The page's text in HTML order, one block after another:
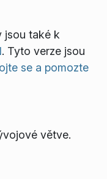
jsou také k
. Tyto verze jsou
se a pomozte
větve.